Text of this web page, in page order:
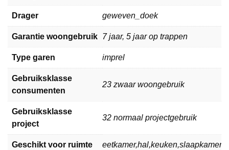
Drager geweven_doek
Garantie woongebruik 7 jaar, 5 jaar op trappen
Type garen imprel
Gebruiksklasse
consumenten
23 zwaar woongebruik
Gebruiksklasse
project
32 normaal projectgebruik
Geschikt voor ruimte